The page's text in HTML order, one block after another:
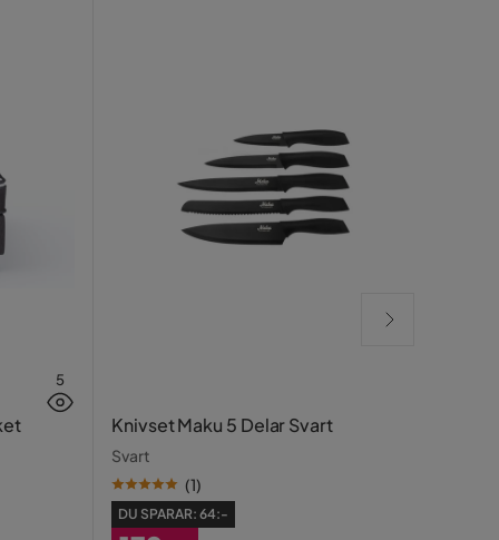
5
Knivset Maku 5 Delar Svart
Svart
(1)
DU SPARAR: 64:-